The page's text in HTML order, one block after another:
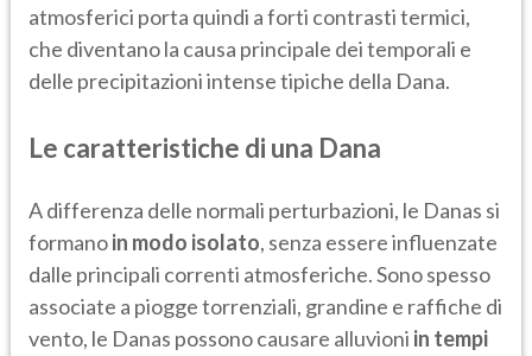
atmosferici porta quindi a forti contrasti termici,
che diventano la causa principale dei temporali e
delle precipitazioni intense tipiche della Dana.
Le caratteristiche di una Dana
A differenza delle normali perturbazioni, le Danas si
formanoin modo isolato, senza essere influenzate
dalle principali correnti atmosferiche. Sono spesso
associate a piogge torrenziali, grandine e raffiche di
vento, le Danas possono causare alluvioni in tempi